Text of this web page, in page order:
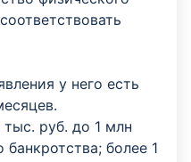
у него есть
руб. до 1 млн
банкротства; более 1